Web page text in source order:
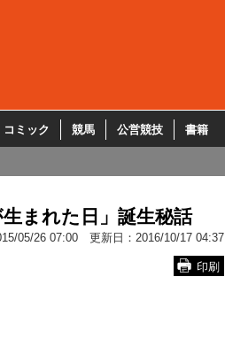
コミック 競馬 公営競技 書籍
まれた日」誕生秘話
05/26 07:00 更新日： 2016/10/17 04:37
印刷